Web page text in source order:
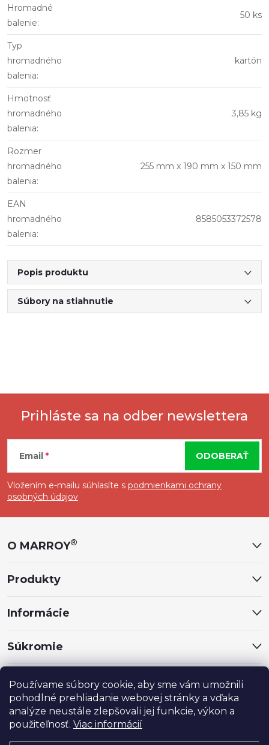
Používame súbory cookie, aby sme vám umožnili
pohodlné prehliadanie webovej stránky a vďaka
analýze neustále zlepšovali jej funkcie, výkon a
použiteľnosť. Viac informácií
Hromadné
balenie:
50 ks
Typ
hromadného
balenia:
kartón
Hmotnosť
hromadného
balenia:
3,85 kg
Rozmer
hromadného
balenia:
255 mm x 190 mm x 150 mm
EAN
hromadného
balenia:
8585053372578
Popis produktu
Súbory na stiahnutie
Z
á
p
ä
e
Prihláste sa na odber newslettera
Email
Vložením e-mailu súhlasíte s podmienkami ochrany
osobných údajov
ODOBERAŤ
O MARROY®
Produkty
Informácie
Súkromie
Sociálne siete